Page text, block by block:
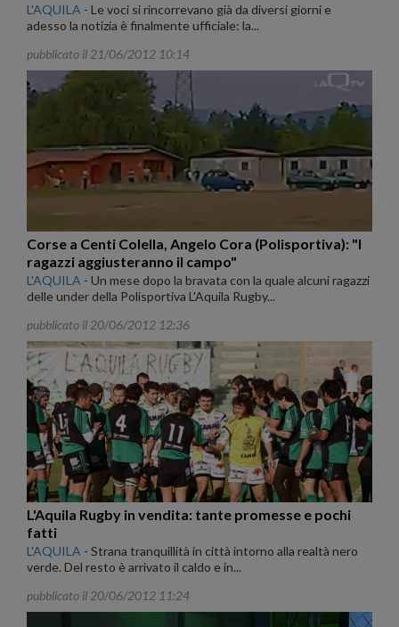
L'AQUILA - Le voci si rincorrevano già da diversi giorni e
adesso la notizia è finalmente ufficiale: la...
pubblicato il 21/06/2012 10:14
Corse a Centi Colella, Angelo Cora (Polisportiva): "I
ragazzi aggiusteranno il campo"
L'AQUILA - Un mese dopo la bravata con la quale alcuni ragazzi
delle under della Polisportiva L'Aquila Rugby...
pubblicato il 20/06/2012 12:36
L'Aquila Rugby in vendita: tante promesse e pochi
fatti
L'AQUILA - Strana tranquillità in città intorno alla realtà nero
verde. Del resto è arrivato il caldo e in...
pubblicato il 20/06/2012 11:24